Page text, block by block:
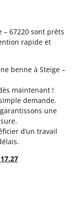
– 67220 sont prêts
rapide et
benne à Steige –
maintenant !
demande.
une
d’un travail